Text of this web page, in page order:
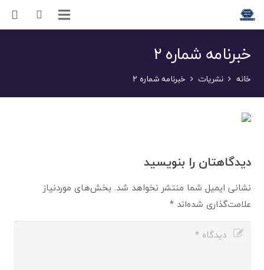
خبرنامه شماره ۲
خانه نشریات خبرنامه شماره ۲
دیدگاهتان را بنویسید
نشانی ایمیل شما منتشر نخواهد شد. بخش‌های موردنیاز
علامت‌گذاری شده‌اند*